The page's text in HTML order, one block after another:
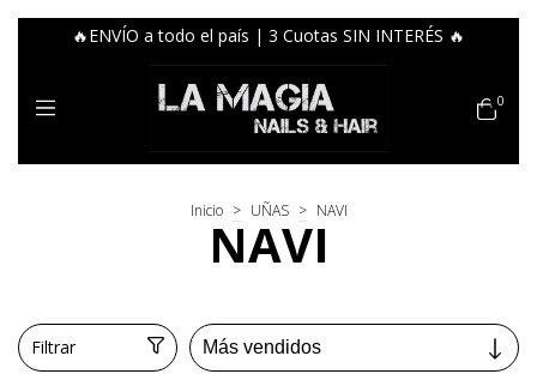
🔥ENVÍO a todo el país | 3 Cuotas SIN INTERÉS 🔥
0
Inicio > UÑAS > NAVI
NAVI
Filtrar